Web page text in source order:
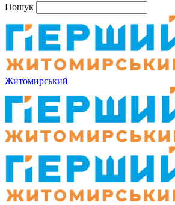
Пошук
Житомирський